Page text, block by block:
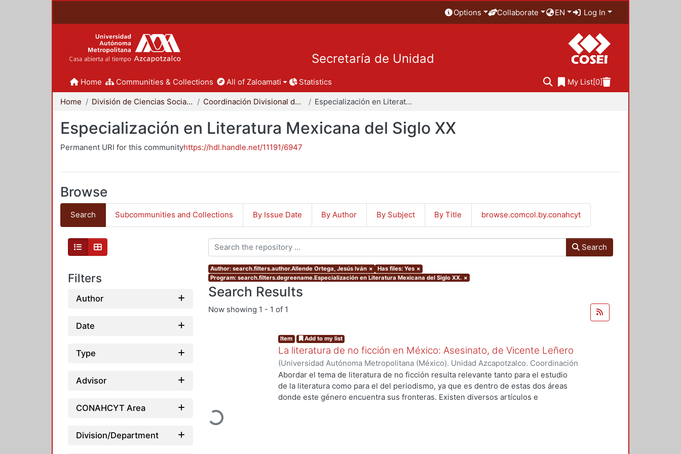
Options Collaborate EN Log In
Secretaría de Unidad
Home Communities & Collections All of Zaloamati Statistics My List[0]
Home División de Ciencias Sociales y Humanidades Coordinación Divisional de Posgrado Especialización en Literatura Mexicana del Siglo XX
Especialización en Literatura Mexicana del Siglo XX
Permanent URI for this communityhttps://hdl.handle.net/11191/6947
Browse
Search Subcommunities and Collections By Issue Date By Author By Subject By Title browse.comcol.by.conahcyt
Filters
Author
Date
Type
Advisor
CONAHCYT Area
Division/Department
Search
Author: search.filters.author.Allende Ortega, Jesús Iván × Has files: Yes ×
Program: search.filters.degreename.Especialización en Literatura Mexicana del Siglo XX. ×
Search Results
Now showing 1 - 1 of 1
Loading...
Item Add to my list
La literatura de no ficción en México: Asesinato, de Vicente Leñero
(Universidad Autónoma Metropolitana (México). Unidad Azcapotzalco. Coordinación
de Servicios de Información.,2023-10)Allende Ortega, Jesús Iván
Abordar el tema de literatura de no ficción resulta relevante tanto para el estudio
de la literatura como para el del periodismo, ya que es dentro de estas dos áreas
donde este género encuentra sus fronteras. Existen diversos artículos e